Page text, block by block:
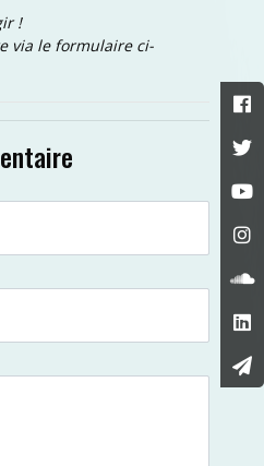
!
via le formulaire ci-